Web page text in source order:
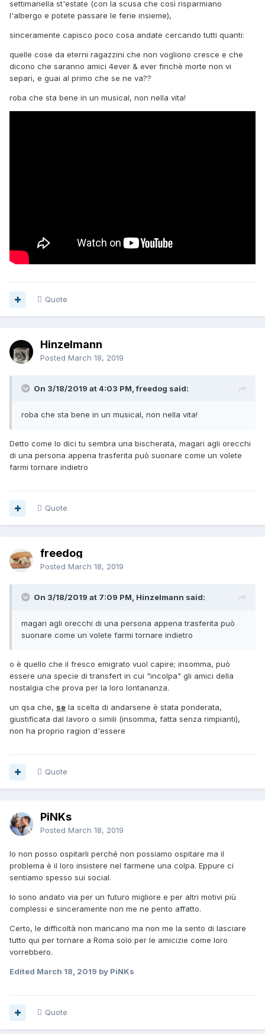
settimanella st'estate (con la scusa che così risparmiano
l'albergo e potete passare le ferie insieme),
sinceramente capisco poco cosa andate cercando tutti quanti:
quelle cose da eterni ragazzini che non vogliono cresce e che
dicono che saranno amici 4ever & ever finchè morte non vi
separi, e guai al primo che se ne va??
roba che sta bene in un musical, non nella vita!
Quote
Hinzelmann
Posted March 18, 2019
On 3/18/2019 at 4:03 PM, freedog said:
roba che sta bene in un musical, non nella vita!
Detto come lo dici tu sembra una bischerata, magari agli orecchi
di una persona appena trasferita può suonare come un volete
farmi tornare indietro
Quote
freedog
Posted March 18, 2019
On 3/18/2019 at 7:09 PM, Hinzelmann said:
magari agli orecchi di una persona appena trasferita può
suonare come un volete farmi tornare indietro
o è quello che il fresco emigrato vuol capire; insomma, può
essere una specie di transfert in cui "incolpa" gli amici della
nostalgia che prova per la loro lontananza.
un qsa che, se la scelta di andarsene è stata ponderata,
giustificata dal lavoro o simili (insomma, fatta senza rimpianti),
non ha proprio ragion d'essere
Quote
PiNKs
Posted March 18, 2019
Io non posso ospitarli perché non possiamo ospitare ma il
problema è il loro insistere nel farmene una colpa. Eppure ci
sentiamo spesso sui social.
Io sono andato via per un futuro migliore e per altri motivi più
complessi e sinceramente non me ne pento affatto.
Certo, le difficoltà non mancano ma non me la sento di lasciare
tutto qui per tornare a Roma solo per le amicizie come loro
vorrebbero.
Edited March 18, 2019 by PiNKs
Quote